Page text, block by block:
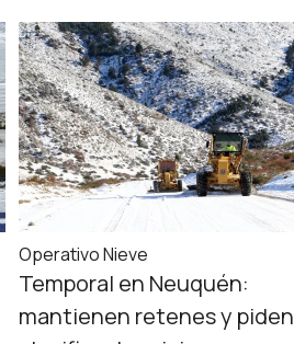
Operativo Nieve
Temporal en Neuquén:
mantienen retenes y piden